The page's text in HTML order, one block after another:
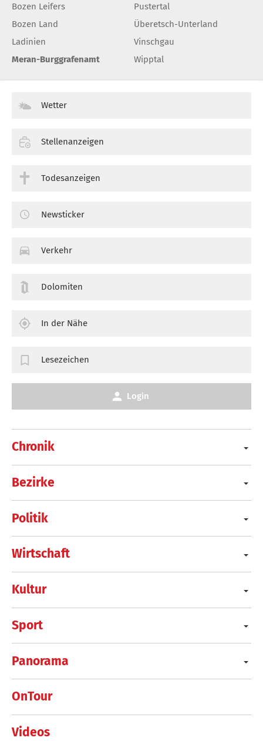
Bozen Leifers
Bozen Land
Ladinien
Meran-Burggrafenamt
Pustertal
Überetsch-Unterland
Vinschgau
Wipptal
Chronik
Bezirke
Politik
Wirtschaft
Kultur
Sport
Panorama
OnTour
Videos
Wetter
Stellenanzeigen
Todesanzeigen
Newsticker
Verkehr
Dolomiten
In der Nähe
Lesezeichen
Login